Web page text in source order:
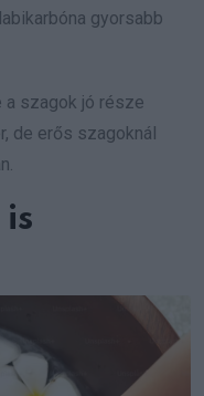
gyorsabb
szagok jó része
de erős szagoknál